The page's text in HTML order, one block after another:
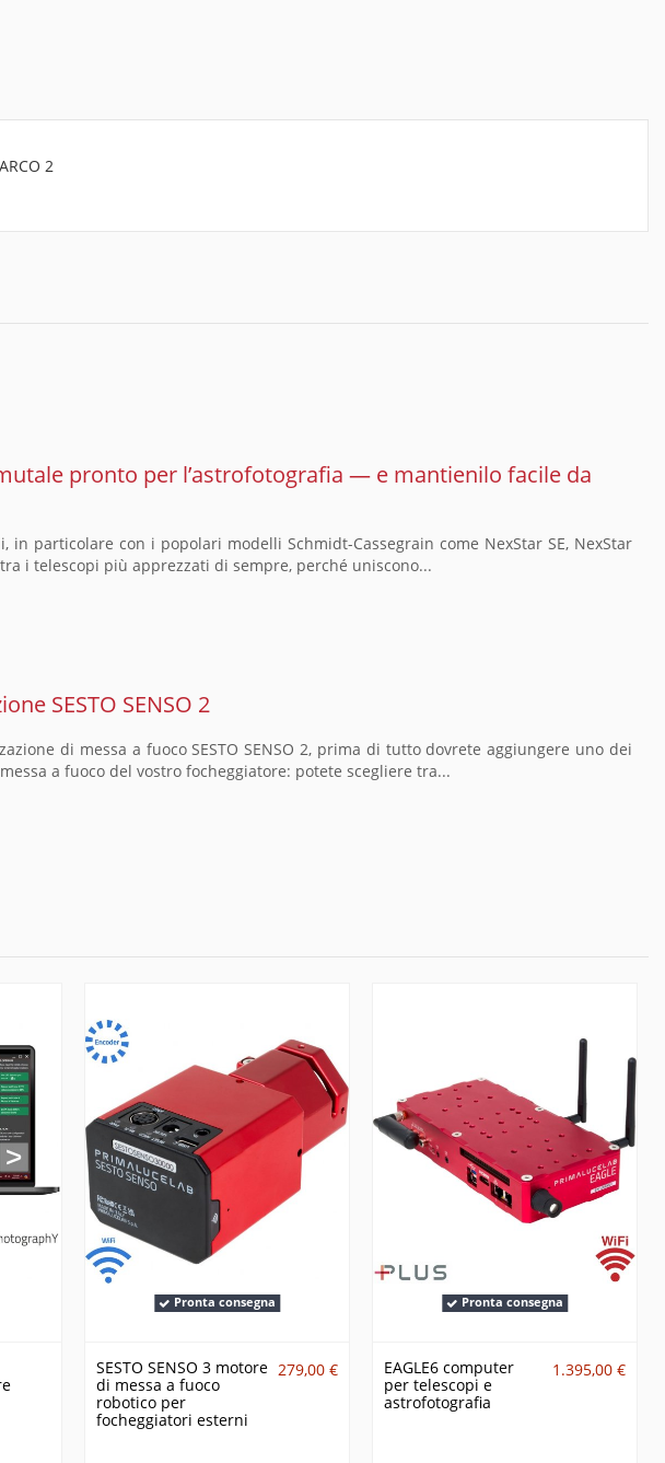
pronto per l’astrofotografia — e mantienilo facile da
particolare con i popolari modelli Schmidt-Cassegrain come NexStar SE, NexStar
i telescopi più apprezzati di sempre, perché uniscono...
SESTO SENSO 2
di messa a fuoco SESTO SENSO 2, prima di tutto dovrete aggiungere uno dei
a fuoco del vostro focheggiatore: potete scegliere tra...
Pronta consegna
SESTO SENSO 3 motore
di messa a fuoco
robotico per
focheggiatori esterni
279,00 €
Pronta consegna
EAGLE6 computer
per telescopi e
astrofotografia
1.395,00 €